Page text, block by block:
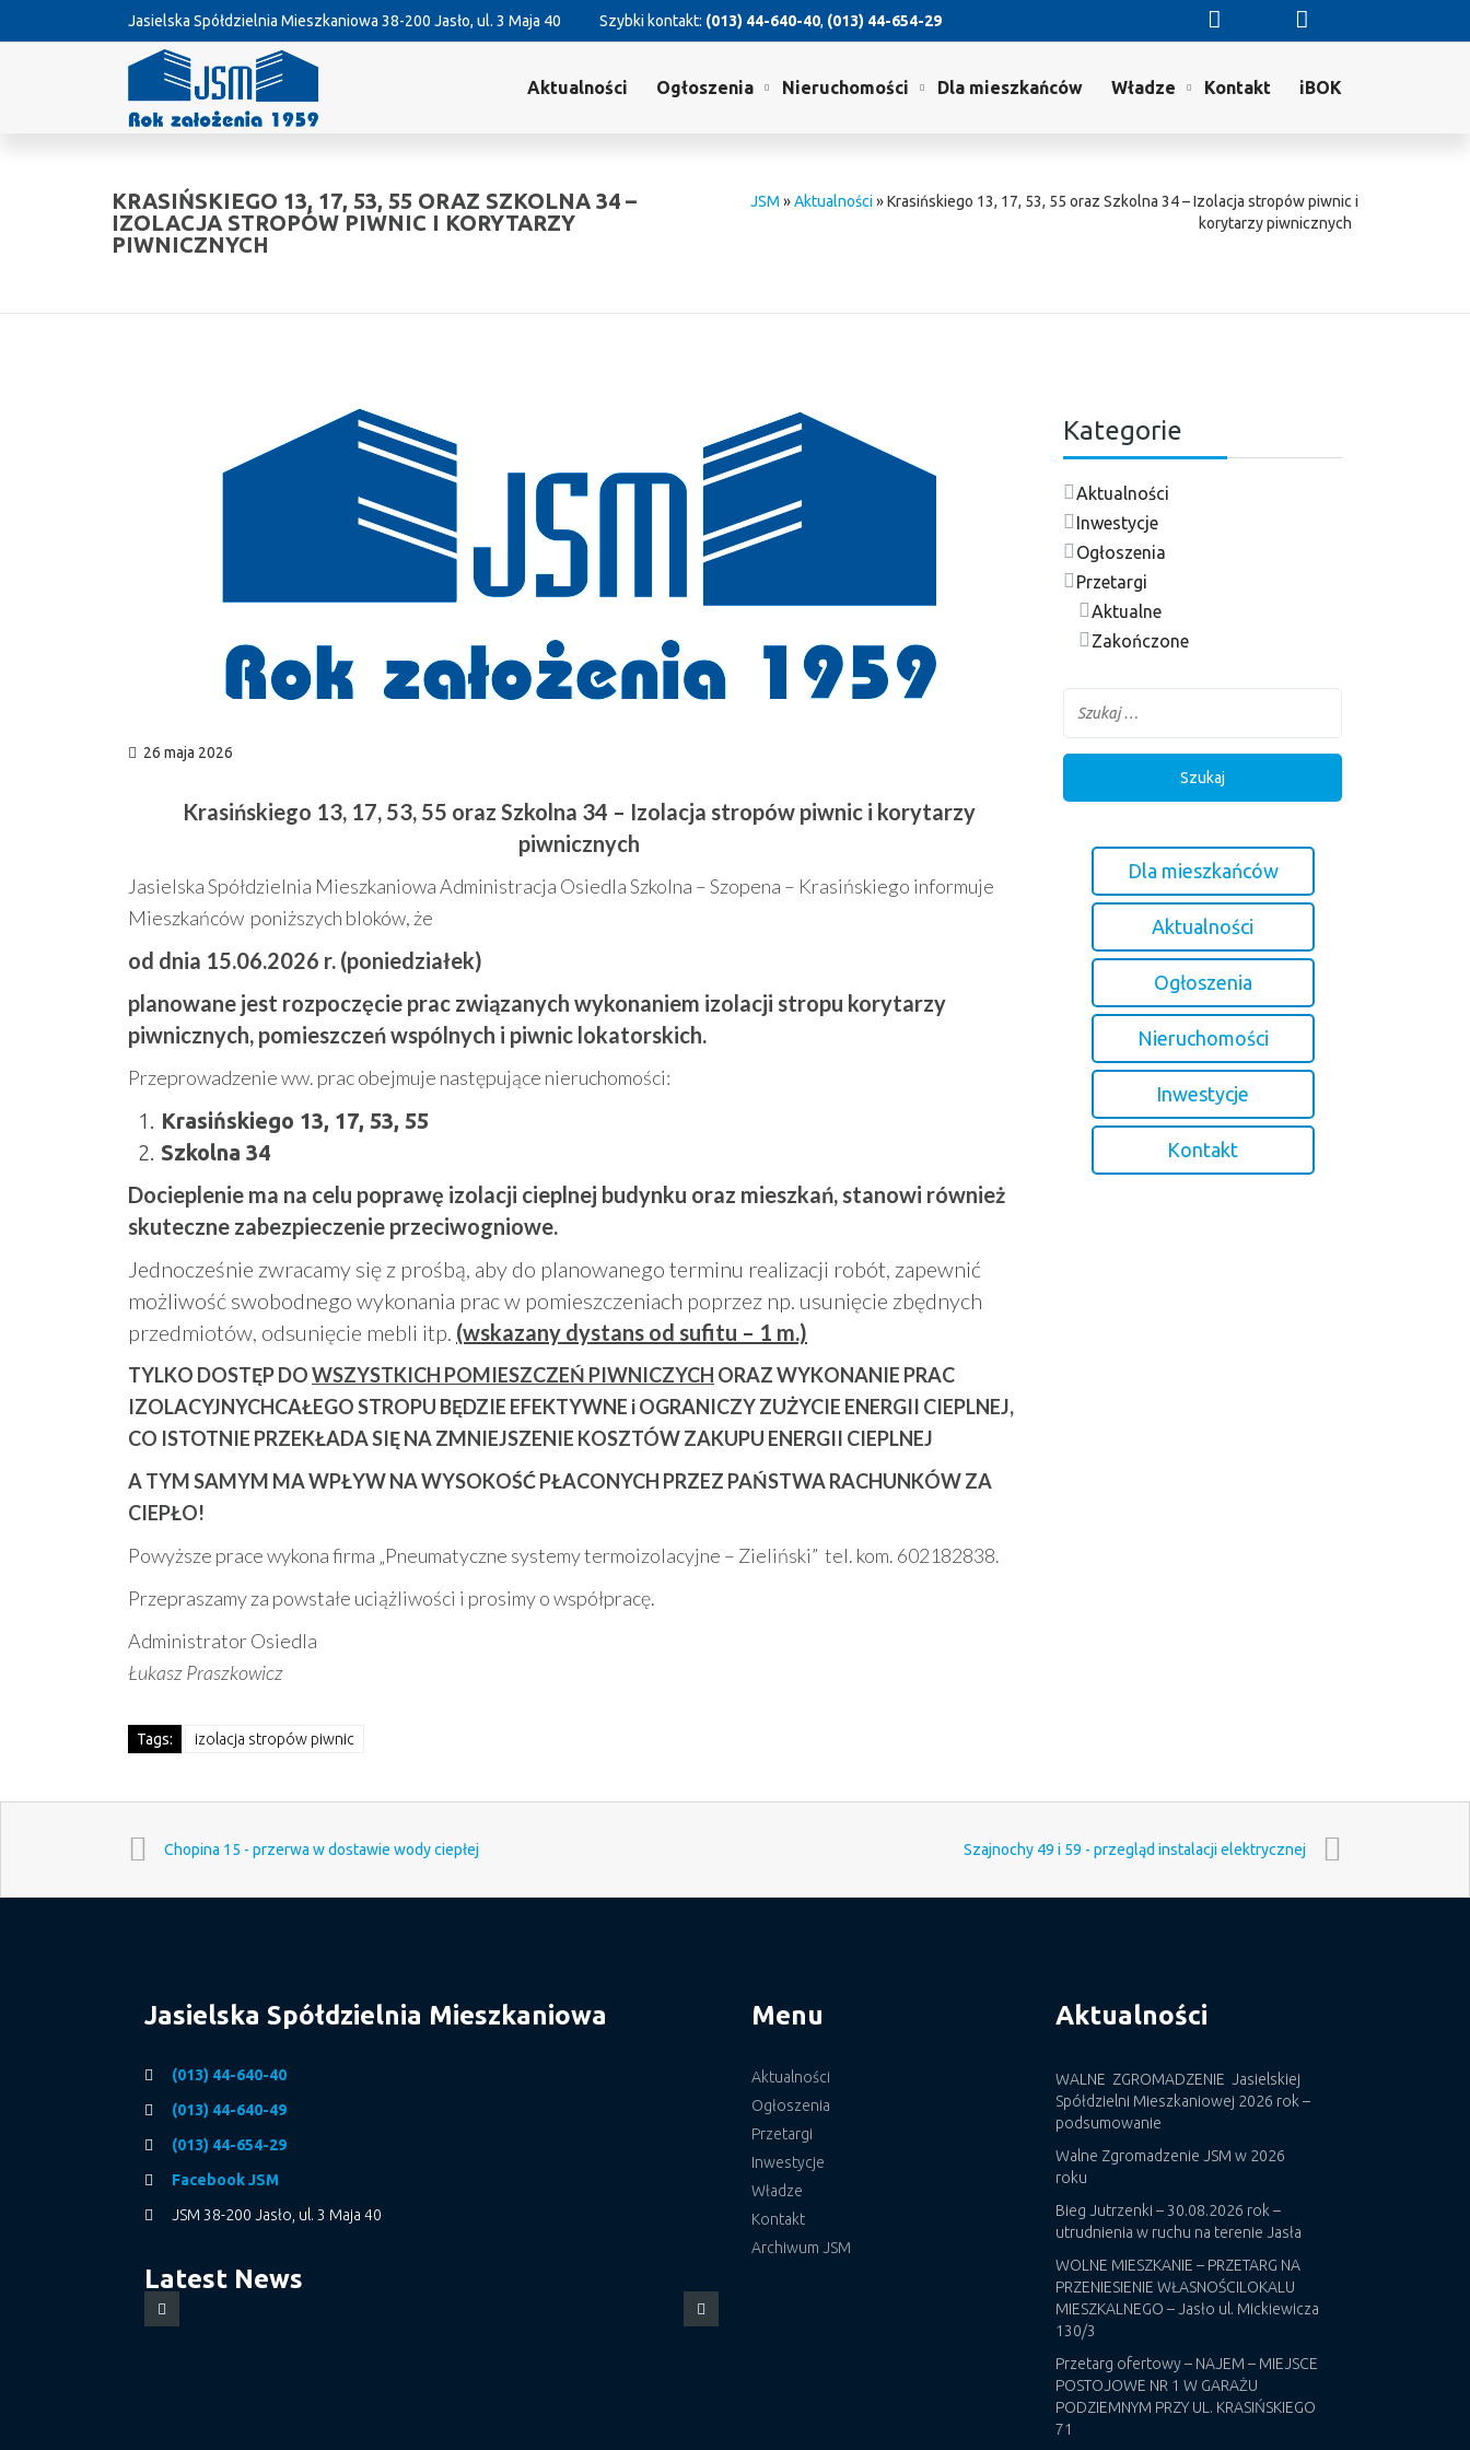
Jasielska Spółdzielnia Mieszkaniowa 38-200 Jasło, ul. 3 Maja 40 Szybki kontakt: (013) 44-640-40, (013) 44-654-29
Aktualności Ogłoszenia Nieruchomości Dla mieszkańców Władze Kontakt iBOK
KRASIŃSKIEGO 13, 17, 53, 55 ORAZ SZKOLNA 34 –
IZOLACJA STROPÓW PIWNIC I KORYTARZY
PIWNICZNYCH
JSM »Aktualności»Krasińskiego 13, 17, 53, 55 oraz Szkolna 34 – Izolacja stropów piwnic i
korytarzy piwnicznych
26 maja 2026
Krasińskiego 13, 17, 53, 55 oraz Szkolna 34 – Izolacja stropów piwnic i korytarzy
piwnicznych
Jasielska Spółdzielnia Mieszkaniowa Administracja Osiedla Szkolna – Szopena – Krasińskiego informuje
Mieszkańców poniższych bloków, że
od dnia 15.06.2026 r. (poniedziałek)
planowane jest rozpoczęcie prac związanych wykonaniem izolacji stropu korytarzy
piwnicznych, pomieszczeń wspólnych i piwnic lokatorskich.
Przeprowadzenie ww. prac obejmuje następujące nieruchomości:
Krasińskiego 13, 17, 53, 55
Szkolna 34
Docieplenie ma na celu poprawę izolacji cieplnej budynku oraz mieszkań, stanowi również
skuteczne zabezpieczenie przeciwogniowe.
Jednocześnie zwracamy się z prośbą, aby do planowanego terminu realizacji robót, zapewnić
możliwość swobodnego wykonania prac w pomieszczeniach poprzez np. usunięcie zbędnych
przedmiotów, odsunięcie mebli itp. (wskazany dystans od sufitu – 1 m.)
TYLKO DOSTĘP DOWSZYSTKICH POMIESZCZEŃ PIWNICZYCH ORAZ WYKONANIE PRAC
IZOLACYJNYCHCAŁEGO STROPU BĘDZIE EFEKTYWNE i OGRANICZY ZUŻYCIE ENERGII CIEPLNEJ,
CO ISTOTNIE PRZEKŁADA SIĘ NA ZMNIEJSZENIE KOSZTÓW ZAKUPU ENERGII CIEPLNEJ
A TYM SAMYM MA WPŁYW NA WYSOKOŚĆ PŁACONYCH PRZEZ PAŃSTWA RACHUNKÓW ZA
CIEPŁO!
Powyższe prace wykona firma „Pneumatyczne systemy termoizolacyjne – Zieliński” tel. kom. 602182838.
Przepraszamy za powstałe uciążliwości i prosimy o współpracę.
Administrator Osiedla
Łukasz Praszkowicz
Tags: izolacja stropów piwnic
Kategorie
Aktualności
Inwestycje
Ogłoszenia
Przetargi
Aktualne
Zakończone
Dla mieszkańców
Aktualności
Ogłoszenia
Nieruchomości
Inwestycje
Kontakt
Chopina 15 - przerwa w dostawie wody ciepłej Szajnochy 49 i 59 - przegląd instalacji elektrycznej
Jasielska Spółdzielnia Mieszkaniowa
(013) 44-640-40
(013) 44-640-49
(013) 44-654-29
Facebook JSM
JSM 38-200 Jasło, ul. 3 Maja 40
Latest News
Menu
Aktualności
Ogłoszenia
Przetargi
Inwestycje
Władze
Kontakt
Archiwum JSM
Aktualności
WALNE ZGROMADZENIE Jasielskiej
Spółdzielni Mieszkaniowej 2026 rok –
podsumowanie
Walne Zgromadzenie JSM w 2026
roku
Bieg Jutrzenki – 30.08.2026 rok –
utrudnienia w ruchu na terenie Jasła
WOLNE MIESZKANIE – PRZETARG NA
PRZENIESIENIE WŁASNOŚCILOKALU
MIESZKALNEGO – Jasło ul. Mickiewicza
130/3
Przetarg ofertowy – NAJEM – MIEJSCE
POSTOJOWE NR 1 W GARAŻU
PODZIEMNYM PRZY UL. KRASIŃSKIEGO
71